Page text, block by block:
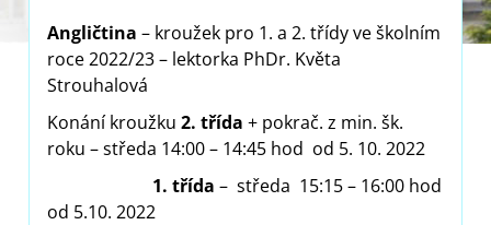
Angličtina – kroužek pro 1. a 2. třídy ve školním
roce 2022/23 – lektorka PhDr. Květa
Strouhalová
Konání kroužku 2. třída + pokrač. z min. šk.
roku – středa 14:00 – 14:45 hod od 5. 10. 2022
1. třída – středa 15:15 – 16:00 hod
od 5.10. 2022